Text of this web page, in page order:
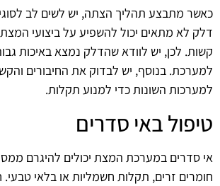
כאשר מתבצע תהליך הצתה, יש לשים לב
דלק לא מתאים יכול להשפיע על ביצועי המצת
קשות. לכן, יש לוודא שהדלק נמצא באיכות
למערכת. בנוסף, יש לבדוק את החיבורים
למערכות השונות כדי למנוע תקלות.
טיפול באי סדרים
אי סדרים במערכת המצת יכולים להיגרם
חומרים זרים, תקלות חשמליות או בלאי